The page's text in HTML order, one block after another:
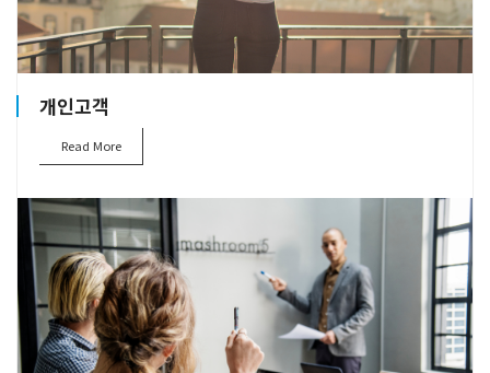
개인고객
Read More